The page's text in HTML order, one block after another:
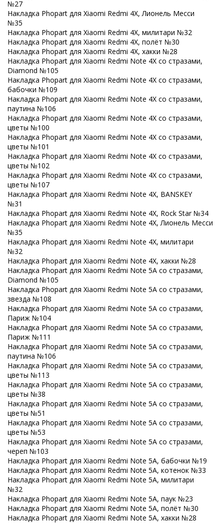
№27
Накладка Phopart для Xiaomi Redmi 4X, Лионель Месси
№35
Накладка Phopart для Xiaomi Redmi 4X, милитари №32
Накладка Phopart для Xiaomi Redmi 4X, полёт №30
Накладка Phopart для Xiaomi Redmi 4X, хакки №28
Накладка Phopart для Xiaomi Redmi Note 4X со стразами,
Diamond №105
Накладка Phopart для Xiaomi Redmi Note 4X со стразами,
бабочки №109
Накладка Phopart для Xiaomi Redmi Note 4X со стразами,
паутина №106
Накладка Phopart для Xiaomi Redmi Note 4X со стразами,
цветы №100
Накладка Phopart для Xiaomi Redmi Note 4X со стразами,
цветы №101
Накладка Phopart для Xiaomi Redmi Note 4X со стразами,
цветы №102
Накладка Phopart для Xiaomi Redmi Note 4X со стразами,
цветы №107
Накладка Phopart для Xiaomi Redmi Note 4X, BANSKEY
№31
Накладка Phopart для Xiaomi Redmi Note 4X, Rock Star №34
Накладка Phopart для Xiaomi Redmi Note 4X, Лионель Месси
№35
Накладка Phopart для Xiaomi Redmi Note 4X, милитари
№32
Накладка Phopart для Xiaomi Redmi Note 4X, хакки №28
Накладка Phopart для Xiaomi Redmi Note 5A со стразами,
Diamond №105
Накладка Phopart для Xiaomi Redmi Note 5A со стразами,
звезда №108
Накладка Phopart для Xiaomi Redmi Note 5A со стразами,
Париж №104
Накладка Phopart для Xiaomi Redmi Note 5A со стразами,
Париж №111
Накладка Phopart для Xiaomi Redmi Note 5A со стразами,
паутина №106
Накладка Phopart для Xiaomi Redmi Note 5A со стразами,
цветы №113
Накладка Phopart для Xiaomi Redmi Note 5A со стразами,
цветы №38
Накладка Phopart для Xiaomi Redmi Note 5A со стразами,
цветы №51
Накладка Phopart для Xiaomi Redmi Note 5A со стразами,
цветы №53
Накладка Phopart для Xiaomi Redmi Note 5A со стразами,
череп №103
Накладка Phopart для Xiaomi Redmi Note 5A, бабочки №19
Накладка Phopart для Xiaomi Redmi Note 5A, котенок №33
Накладка Phopart для Xiaomi Redmi Note 5A, милитари
№32
Накладка Phopart для Xiaomi Redmi Note 5A, паук №23
Накладка Phopart для Xiaomi Redmi Note 5A, полёт №30
Накладка Phopart для Xiaomi Redmi Note 5A, хакки №28